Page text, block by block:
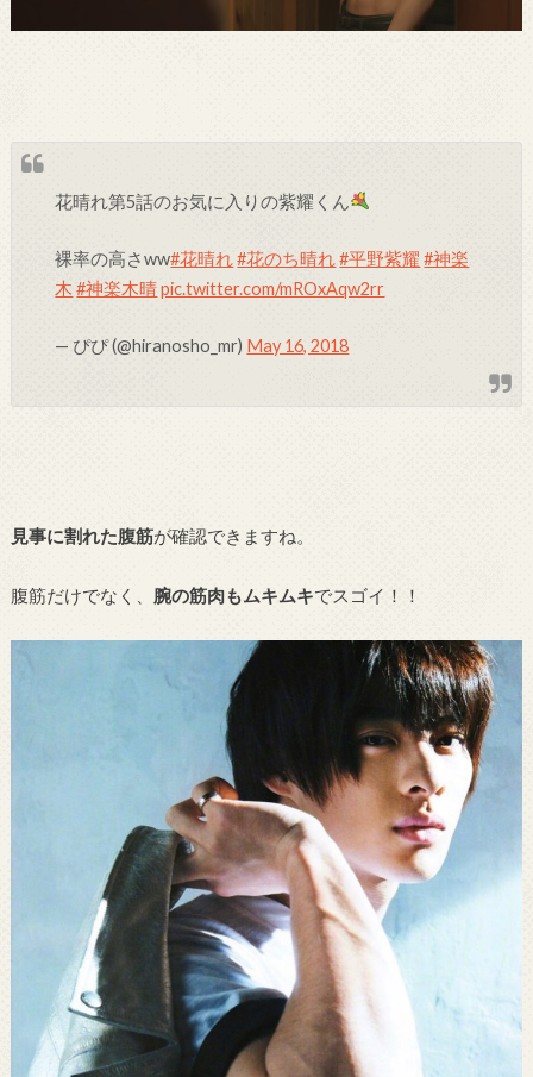
花晴れ第5話のお気に入りの紫耀くん
裸率の高さww#花晴れ #花のち晴れ #平野紫耀 #神楽
木 #神楽木晴 pic.twitter.com/mROxAqw2rr
— ぴぴ (@hiranosho_mr) May 16, 2018
見事に割れた腹筋が確認できますね。
腹筋だけでなく、 腕の筋肉もムキムキでスゴイ！！